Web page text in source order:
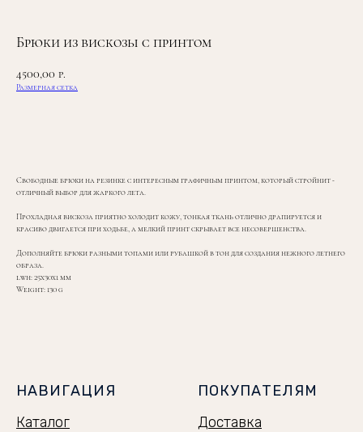
Брюки из вискозы с принтом
4500,00 р.
Размерная сетка
Свободные брюки на резинке с интересным графичным принтом, который стройнит -
отличный выбор для жаркого лета.
Прохладная вискоза приятно холодит кожу, тонкая ткань отлично драпируется и
красиво двигается при ходьбе, а мелкий принт скрывает все несовершенства.
Дополняйте брюки разными топами или рубашкой в тон для создания нежного летнего
образа.
lwh: 25x30x1 mm
Weight: 130 g
НАВИГАЦИЯ
Каталог
ПОКУПАТЕЛЯМ
Доставка